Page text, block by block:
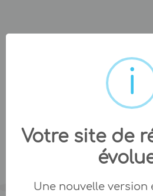
Votre site de
Une nouvelle version